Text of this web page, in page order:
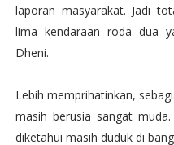
laporan masyarakat. Jadi
lima kendaraan roda dua
Dheni.
Lebih memprihatinkan,
masih berusia sangat
diketahui masih duduk di